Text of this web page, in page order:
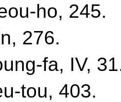
ho, 245.
276.
fa, IV,
tou, 403.